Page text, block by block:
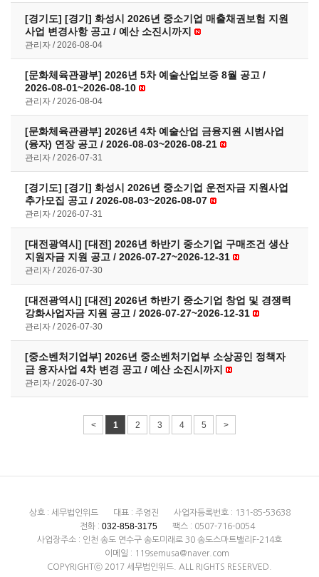
[경기도] [경기] 화성시 2026년 중소기업 매출채권보험 지원
사업 변경사항 공고 / 예산 소진시까지
관리자 2026-08-04
[문화체육관광부] 2026년 5차 예술산업보증 8월 공고 /
2026-08-01~2026-08-10
관리자 2026-08-04
[문화체육관광부] 2026년 4차 예술산업 금융지원 시범사업
(융자) 연장 공고 / 2026-08-03~2026-08-21
관리자 2026-07-31
[경기도] [경기] 화성시 2026년 중소기업 운전자금 지원사업
추가모집 공고 / 2026-08-03~2026-08-07
관리자 2026-07-31
[대전광역시] [대전] 2026년 하반기 중소기업 구매조건 생산
지원자금 지원 공고 / 2026-07-27~2026-12-31
관리자 2026-07-30
[대전광역시] [대전] 2026년 하반기 중소기업 창업 및 경쟁력
강화사업자금 지원 공고 / 2026-07-27~2026-12-31
관리자 2026-07-30
[중소벤처기업부] 2026년 중소벤처기업부 소상공인 정책자
금 융자사업 4차 변경 공고 / 예산 소진시까지
관리자 2026-07-30
< 1 2 3 4 5 >
상호 : 세무법인위드 대표 : 주영진
사업자등록번호 : 131-85-53638
전화 : 032-858-3175
팩스 : 0507-716-0054
사업장주소 : 인천 송도 연수구 송도미래로 30 송도스마트밸리F-214호
이메일 : 119semusa@naver.com
COPYRIGHTⓒ 2017 세무법인위드. ALL RIGHTS RESERVED.